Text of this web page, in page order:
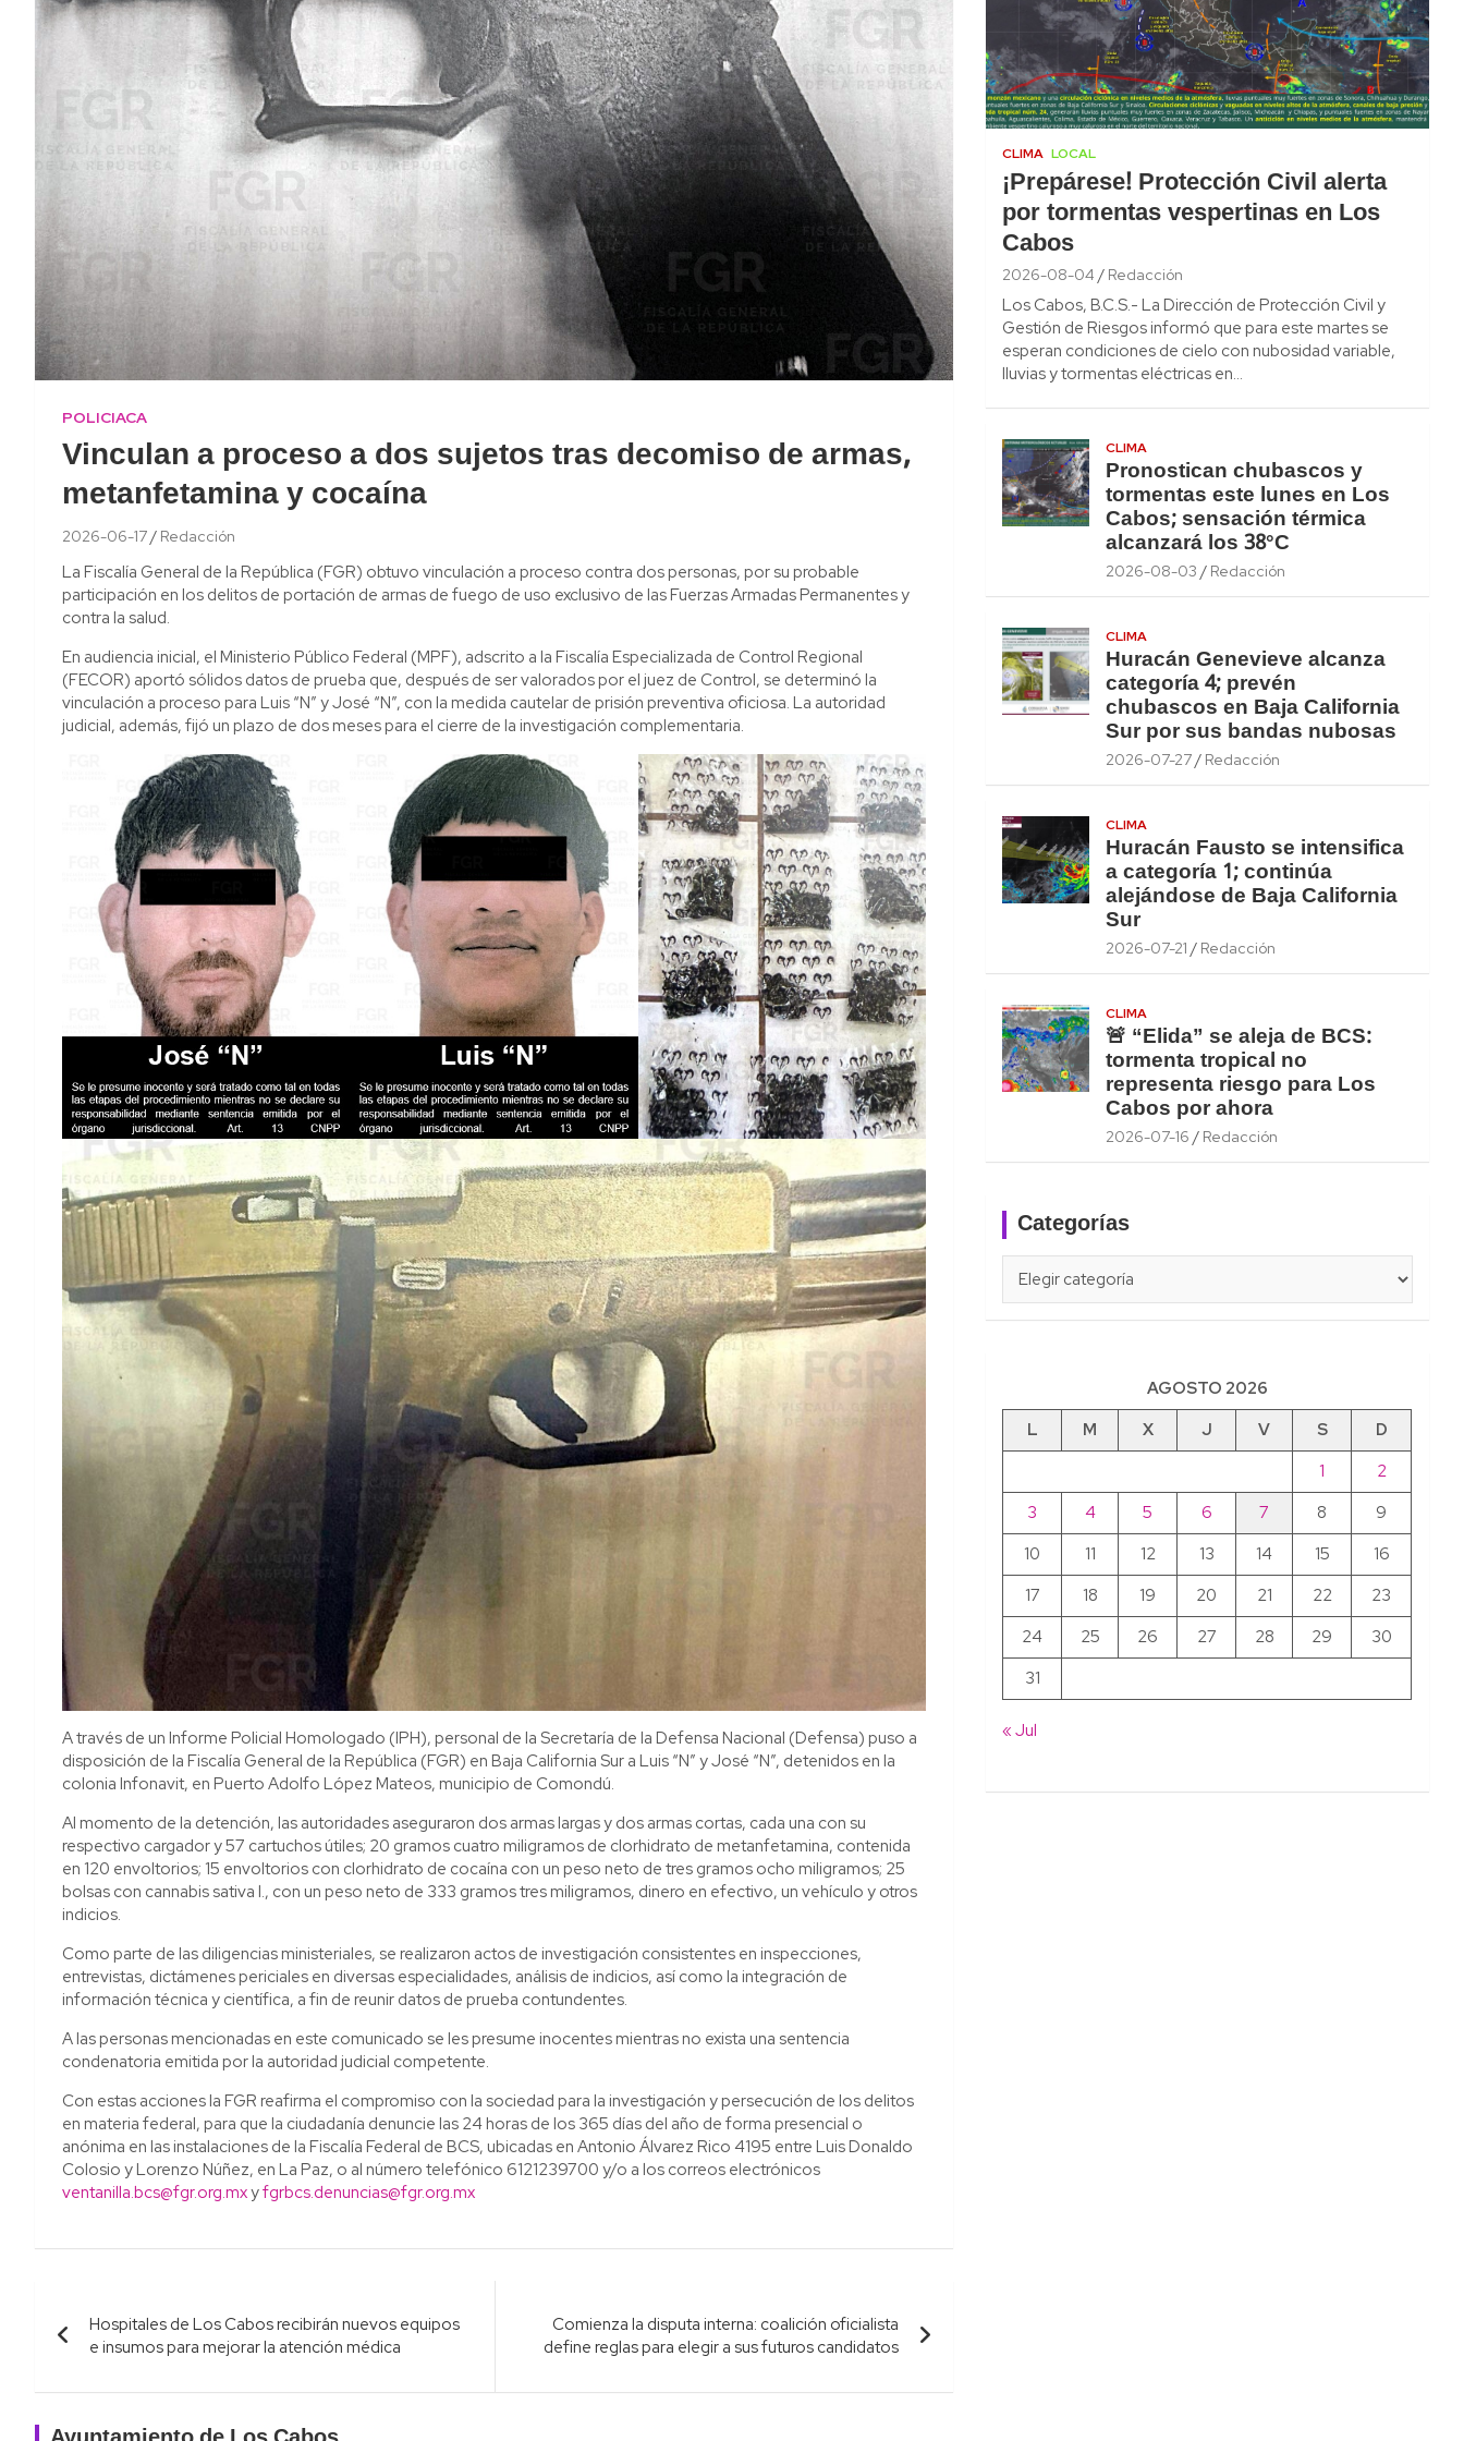
POLICIACA
Vinculan a proceso a dos sujetos tras decomiso de armas,
metanfetamina y cocaína
2026-06-17 Redacción
La Fiscalía General de la República (FGR) obtuvo vinculación a proceso contra dos personas, por su probable
participación en los delitos de portación de armas de fuego de uso exclusivo de las Fuerzas Armadas Permanentes y
contra la salud.
En audiencia inicial, el Ministerio Público Federal (MPF), adscrito a la Fiscalía Especializada de Control Regional
(FECOR) aportó sólidos datos de prueba que, después de ser valorados por el juez de Control, se determinó la
vinculación a proceso para Luis “N” y José “N”, con la medida cautelar de prisión preventiva oficiosa. La autoridad
judicial, además, fijó un plazo de dos meses para el cierre de la investigación complementaria.
A través de un Informe Policial Homologado (IPH), personal de la Secretaría de la Defensa Nacional (Defensa) puso a
disposición de la Fiscalía General de la República (FGR) en Baja California Sur a Luis “N” y José “N”, detenidos en la
colonia Infonavit, en Puerto Adolfo López Mateos, municipio de Comondú.
Al momento de la detención, las autoridades aseguraron dos armas largas y dos armas cortas, cada una con su
respectivo cargador y 57 cartuchos útiles; 20 gramos cuatro miligramos de clorhidrato de metanfetamina, contenida
en 120 envoltorios; 15 envoltorios con clorhidrato de cocaína con un peso neto de tres gramos ocho miligramos; 25
bolsas con cannabis sativa l., con un peso neto de 333 gramos tres miligramos, dinero en efectivo, un vehículo y otros
indicios.
Como parte de las diligencias ministeriales, se realizaron actos de investigación consistentes en inspecciones,
entrevistas, dictámenes periciales en diversas especialidades, análisis de indicios, así como la integración de
información técnica y científica, a fin de reunir datos de prueba contundentes.
A las personas mencionadas en este comunicado se les presume inocentes mientras no exista una sentencia
condenatoria emitida por la autoridad judicial competente.
Con estas acciones la FGR reafirma el compromiso con la sociedad para la investigación y persecución de los delitos
en materia federal, para que la ciudadanía denuncie las 24 horas de los 365 días del año de forma presencial o
anónima en las instalaciones de la Fiscalía Federal de BCS, ubicadas en Antonio Álvarez Rico 4195 entre Luis Donaldo
Colosio y Lorenzo Núñez, en La Paz, o al número telefónico 6121239700 y/o a los correos electrónicos
ventanilla.bcs@fgr.org.mxyfgrbcs.denuncias@fgr.org.mx
Navegación
de
entradas
Hospitales de Los Cabos recibirán nuevos equipos
e insumos para mejorar la atención médica
Comienza la disputa interna: coalición oficialista
define reglas para elegir a sus futuros candidatos
CLIMA LOCAL
¡Prepárese! Protección Civil alerta
por tormentas vespertinas en Los
Cabos
2026-08-04 Redacción
Los Cabos, B.C.S.- La Dirección de Protección Civil y
Gestión de Riesgos informó que para este martes se
esperan condiciones de cielo con nubosidad variable,
lluvias y tormentas eléctricas en…
CLIMA
Pronostican chubascos y
tormentas este lunes en Los
Cabos; sensación térmica
alcanzará los 38°C
2026-08-03 Redacción
CLIMA
Huracán Genevieve alcanza
categoría 4; prevén
chubascos en Baja California
Sur por sus bandas nubosas
2026-07-27 Redacción
CLIMA
Huracán Fausto se intensifica
a categoría 1; continúa
alejándose de Baja California
Sur
2026-07-21 Redacción
CLIMA
🚨 “Elida” se aleja de BCS:
tormenta tropical no
representa riesgo para Los
Cabos por ahora
2026-07-16 Redacción
Categorías
AGOSTO 2026
L
M X J V S
D
1
2
3
4 5 6 7 8
9
10
11 12 13 14 15
16
17
18 19 20 21 22
23
24
25 26 27 28 29
30
31
« Jul